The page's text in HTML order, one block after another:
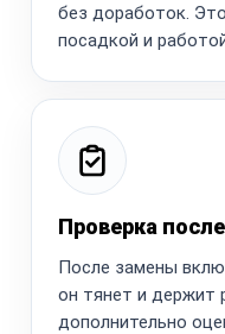
без доработок.
посадкой и
Проверка
После замены
он тянет и держит
дополнительно